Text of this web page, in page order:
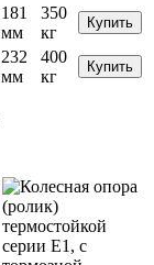
181
мм
350
кг
Купить
232
мм
400
кг
Купить